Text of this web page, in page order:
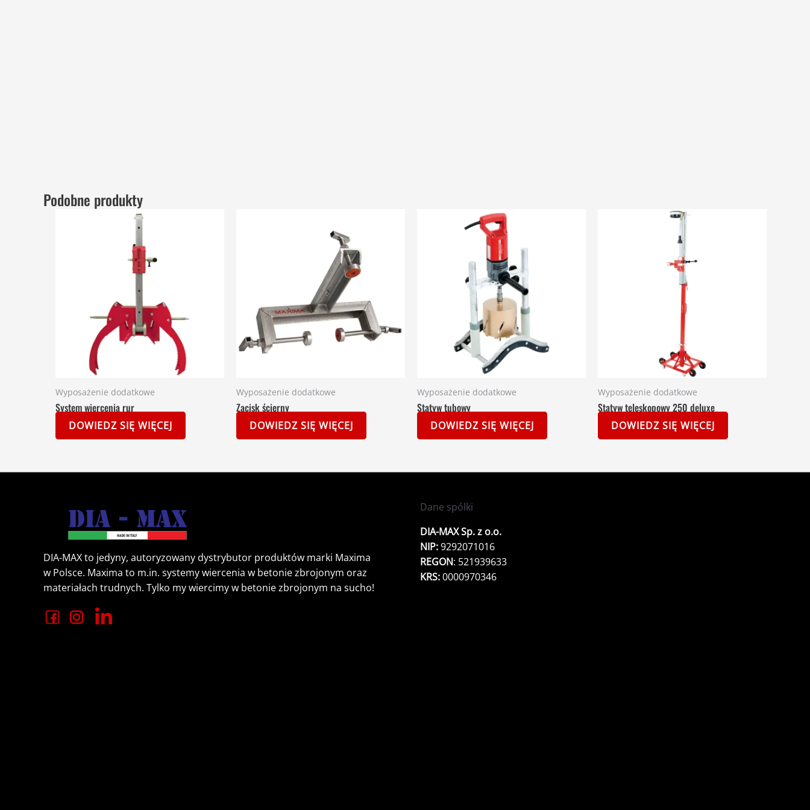
Podobne produkty
Wyposażenie dodatkowe
System wiercenia rur
DOWIEDZ SIĘ WIĘCEJ
Wyposażenie dodatkowe
Zacisk ścierny
DOWIEDZ SIĘ WIĘCEJ
Wyposażenie dodatkowe
Statyw tubowy
DOWIEDZ SIĘ WIĘCEJ
Wyposażenie dodatkowe
Statyw teleskopowy 250 deluxe
DOWIEDZ SIĘ WIĘCEJ
DIA-MAX to jedyny, autoryzowany dystrybutor produktów marki Maxima
w Polsce. Maxima to m.in. systemy wiercenia w betonie zbrojonym oraz
materiałach trudnych. Tylko my wiercimy w betonie zbrojonym na sucho!
Dane spólki
DIA-MAX Sp. z o.o.
NIP:9292071016
REGON: 521939633
KRS:0000970346